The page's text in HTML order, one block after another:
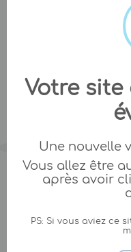
Votre
Une nouvelle
Vous allez être
après avoir
PS: Si vous aviez ce